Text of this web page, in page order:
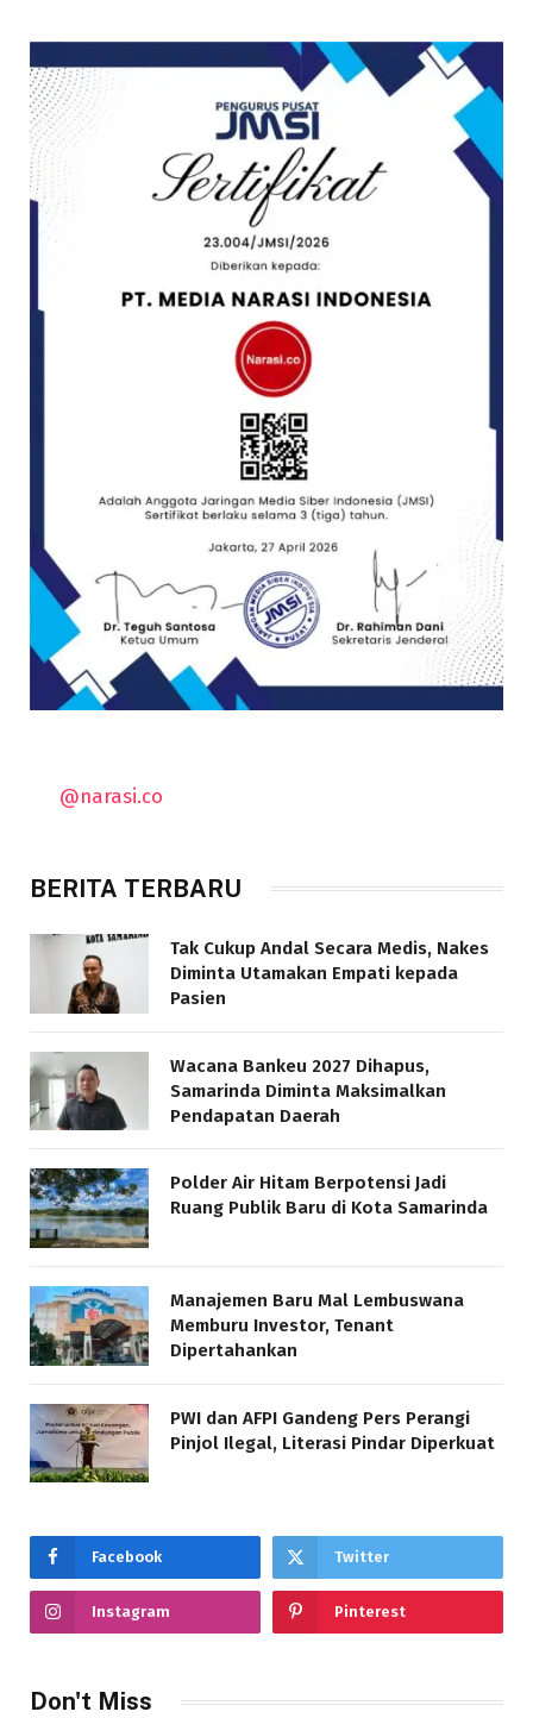
@narasi.co
BERITA TERBARU
Tak Cukup Andal Secara Medis, Nakes
Diminta Utamakan Empati kepada
Pasien
Wacana Bankeu 2027 Dihapus,
Samarinda Diminta Maksimalkan
Pendapatan Daerah
Polder Air Hitam Berpotensi Jadi
Ruang Publik Baru di Kota Samarinda
Manajemen Baru Mal Lembuswana
Memburu Investor, Tenant
Dipertahankan
PWI dan AFPI Gandeng Pers Perangi
Pinjol Ilegal, Literasi Pindar Diperkuat
Facebook Twitter
Instagram Pinterest
Don't Miss